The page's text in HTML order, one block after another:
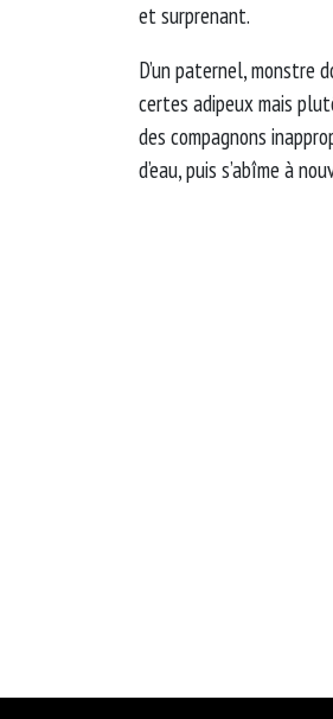
et surprenant.
D’un paternel, monstre
certes adipeux mais
des compagnons
d’eau, puis s’abîme à